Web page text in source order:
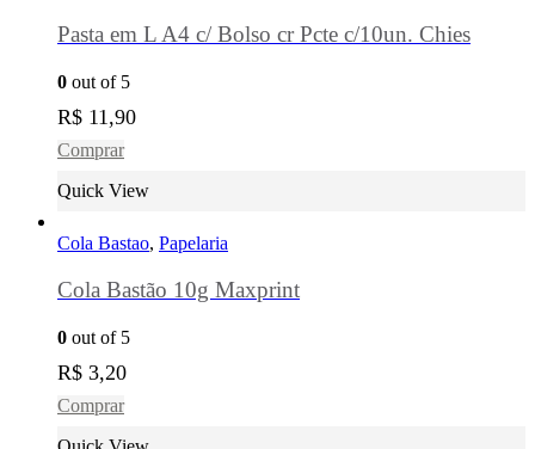
Pasta em L A4 c/ Bolso cr Pcte c/10un. Chies
0 out of 5
R$ 11,90
Comprar
Quick View
Cola Bastao, Papelaria
Cola Bastão 10g Maxprint
0 out of 5
R$ 3,20
Comprar